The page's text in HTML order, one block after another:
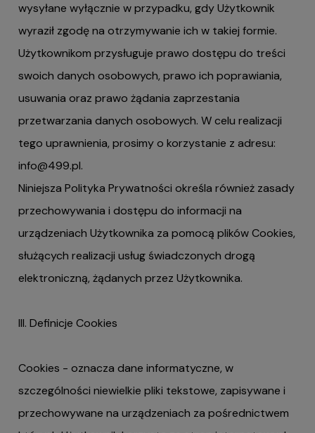
wysyłane wyłącznie w przypadku, gdy Użytkownik
wyraził zgodę na otrzymywanie ich w takiej formie.
Użytkownikom przysługuje prawo dostępu do treści
swoich danych osobowych, prawo ich poprawiania,
usuwania oraz prawo żądania zaprzestania
przetwarzania danych osobowych. W celu realizacji
tego uprawnienia, prosimy o korzystanie z adresu:
info@499.pl.
Niniejsza Polityka Prywatności określa również zasady
przechowywania i dostępu do informacji na
urządzeniach Użytkownika za pomocą plików Cookies,
służących realizacji usług świadczonych drogą
elektroniczną, żądanych przez Użytkownika.
III. Definicje Cookies
Cookies - oznacza dane informatyczne, w
szczególności niewielkie pliki tekstowe, zapisywane i
przechowywane na urządzeniach za pośrednictwem